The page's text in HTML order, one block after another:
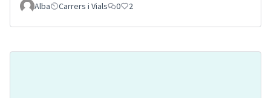
Alba Carrers i Vials 0 2